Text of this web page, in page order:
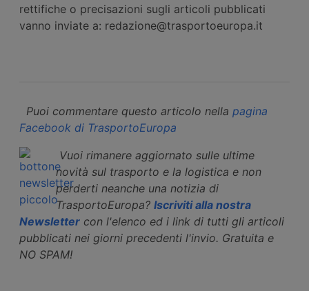
rettifiche o precisazioni sugli articoli pubblicati
vanno inviate a: redazione@trasportoeuropa.it
Puoi commentare questo articolo nella pagina
Facebook di TrasportoEuropa
Vuoi rimanere aggiornato sulle ultime
novità sul trasporto e la logistica e non
perderti neanche una notizia di
TrasportoEuropa? Iscriviti alla nostra
Newsletter con l'elenco ed i link di tutti gli articoli
pubblicati nei giorni precedenti l'invio. Gratuita e
NO SPAM!